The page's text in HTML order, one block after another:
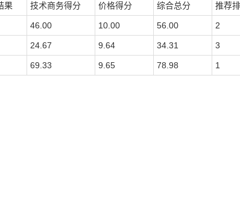
果 技术商务得分 价格得分 综合总分 推荐
46.00 10.00 56.00 2
24.67 9.64 34.31 3
69.33 9.65 78.98 1
公司